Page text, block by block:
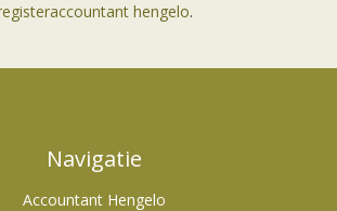
hengelo.
Navigatie
Accountant Hengelo